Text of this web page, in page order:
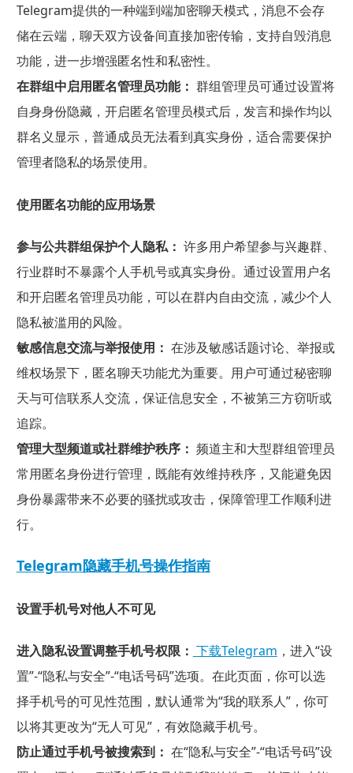
Telegram提供的一种端到端加密聊天模式，消息不会存
储在云端，聊天双方设备间直接加密传输，支持自毁消息
功能，进一步增强匿名性和私密性。
在群组中启用匿名管理员功能： 群组管理员可通过设置将
自身身份隐藏，开启匿名管理员模式后，发言和操作均以
群名义显示，普通成员无法看到真实身份，适合需要保护
管理者隐私的场景使用。
使用匿名功能的应用场景
参与公共群组保护个人隐私： 许多用户希望参与兴趣群、
行业群时不暴露个人手机号或真实身份。通过设置用户名
和开启匿名管理员功能，可以在群内自由交流，减少个人
隐私被滥用的风险。
敏感信息交流与举报使用： 在涉及敏感话题讨论、举报或
维权场景下，匿名聊天功能尤为重要。用户可通过秘密聊
天与可信联系人交流，保证信息安全，不被第三方窃听或
追踪。
管理大型频道或社群维护秩序： 频道主和大型群组管理员
常用匿名身份进行管理，既能有效维持秩序，又能避免因
身份暴露带来不必要的骚扰或攻击，保障管理工作顺利进
行。
Telegram隐藏手机号操作指南
设置手机号对他人不可见
进入隐私设置调整手机号权限： 下载Telegram ，进入“设
置”-“隐私与安全”-“电话号码”选项。在此页面，你可以选
择手机号的可见性范围，默认通常为“我的联系人”，你可
以将其更改为“无人可见”，有效隐藏手机号。
防止通过手机号被搜索到： 在“隐私与安全”-“电话号码”设